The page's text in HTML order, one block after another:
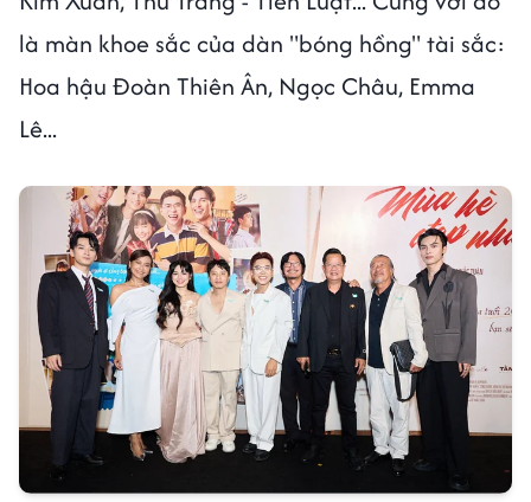
là màn khoe sắc của dàn "bóng hồng" tài sắc:
Hoa hậu Đoàn Thiên Ân, Ngọc Châu, Emma
Lê...